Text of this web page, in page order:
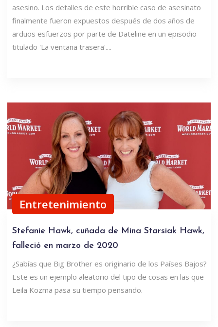
asesino. Los detalles de este horrible caso de asesinato
finalmente fueron expuestos después de dos años de
arduos esfuerzos por parte de Dateline en un episodio
titulado 'La ventana trasera'....
Entretenimiento
Stefanie Hawk, cuñada de Mina Starsiak Hawk,
falleció en marzo de 2020
¿Sabías que Big Brother es originario de los Países Bajos?
Este es un ejemplo aleatorio del tipo de cosas en las que
Leila Kozma pasa su tiempo pensando.